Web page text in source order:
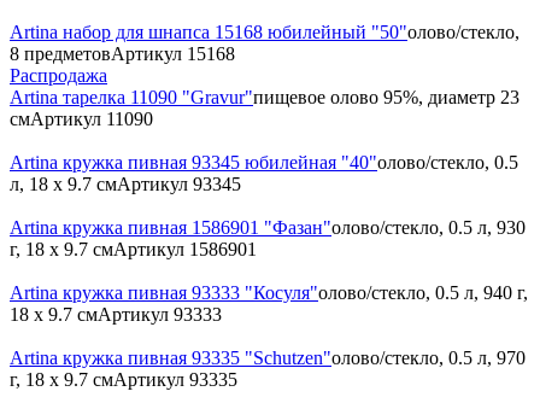
Artina набор для шнапса 15168 юбилейный "50"олово/стекло,
8 предметовАртикул 15168
Распродажа
Artina тарелка 11090 "Gravur"пищевое олово 95%, диаметр 23
смАртикул 11090
Artina кружка пивная 93345 юбилейная "40"олово/стекло, 0.5
л, 18 х 9.7 смАртикул 93345
Artina кружка пивная 1586901 "Фазан"олово/стекло, 0.5 л, 930
г, 18 x 9.7 смАртикул 1586901
Artina кружка пивная 93333 "Косуля"олово/стекло, 0.5 л, 940 г,
18 х 9.7 смАртикул 93333
Artina кружка пивная 93335 "Schutzen"олово/стекло, 0.5 л, 970
г, 18 x 9.7 смАртикул 93335